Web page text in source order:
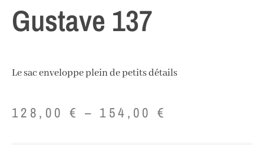
Gustave 137
Le sac enveloppe plein de petits détails
128,00 € – 154,00€